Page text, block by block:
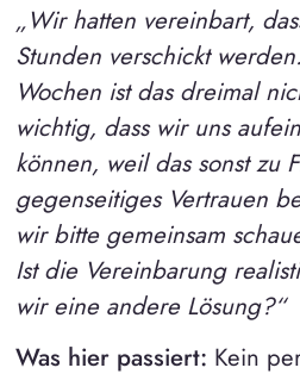
„Wir hatten vereinbart,
Stunden verschickt
Wochen ist das dreimal
wichtig, dass wir uns
können, weil das sonst zu
gegenseitiges Vertrauen
wir bitte gemeinsam
Ist die Vereinbarung
wir eine andere Lösung?“
Was hier passiert: Kein